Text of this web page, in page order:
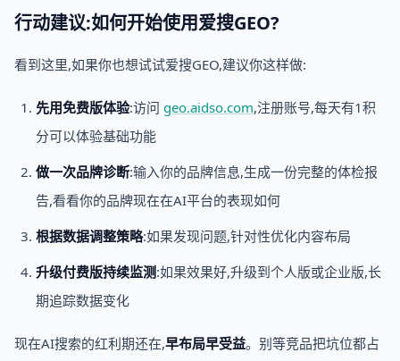
行动建议:如何开始使用爱搜GEO?
看到这里,如果你也想试试爱搜GEO,建议你这样做:
先用免费版体验:访问 geo.aidso.com,注册账号,每天有1积
分可以体验基础功能
做一次品牌诊断:输入你的品牌信息,生成一份完整的体检报
告,看看你的品牌现在在AI平台的表现如何
根据数据调整策略:如果发现问题,针对性优化内容布局
升级付费版持续监测:如果效果好,升级到个人版或企业版,长
期追踪数据变化
现在AI搜索的红利期还在,早布局早受益。别等竞品把坑位都占